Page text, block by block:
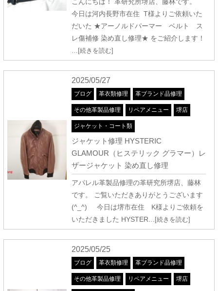
今日は河内長野市在住 T様よりご依頼いた
だいた ★アーノルドパーマー ベルト ス
レ傷補修 染め直し修理★ をご紹介します！
…[続きを読む]
2025/05/27
ブログ 革衣類修理 革ブランド品修理
その他革製品修理 リペアメニュー 堺店
ジャケット・コート類
ジャケット修理 HYSTERIC
GLAMOUR（ヒステリック グラマー）レ
ザージャケット 染め直し修理
アパレル革製品修理の革研究所堺店、藤林
です。 ご覧いただきありがとうございます
(^_^) 今日は堺市在住 K様よりご依頼を
いただきました HYSTER…[続きを読む]
2025/05/25
ブログ 革衣類修理 革ブランド品修理
その他革製品修理 リペアメニュー 堺店